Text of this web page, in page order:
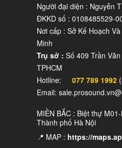
Các vị trí bắt giá
chóng và linh hoạt
dàng cầm nắm, di
Người đại diện : Nguyễn
ĐKKD số : 0108485529-
Nơi cấp : Sở Kế Hoạch
Minh
Trụ sở : Số 409 Trần
TPHCM
Hotline:
077 789 1992
Email:
MIỀN BẮC : Biệt thự
Thành phố Hà Nội
📍 MAP : https://